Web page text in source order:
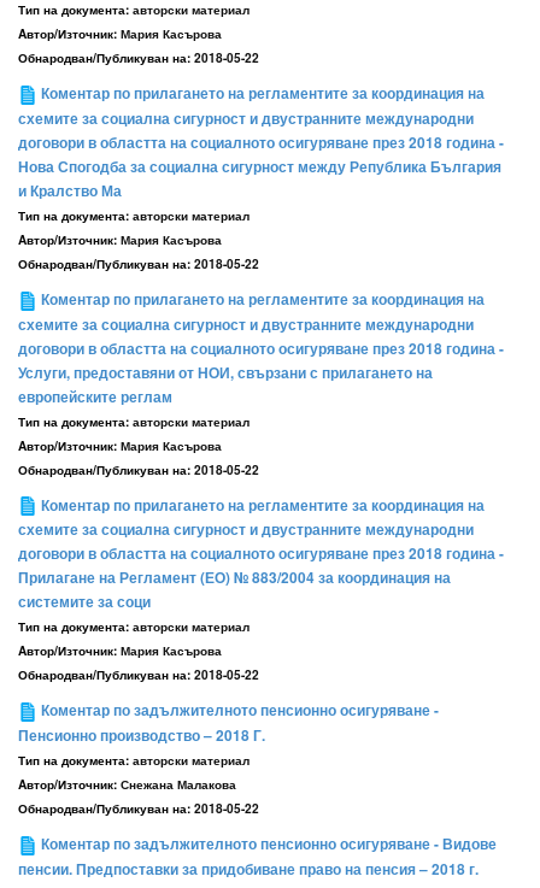
Тип на документа: авторски материал
Aвтор/Източник: Мария Касърова
Обнародван/Публикуван на: 2018-05-22
Коментар по прилагането на регламентите за координация на
схемите за социална сигурност и двустранните международни
договори в областта на социалното осигуряване през 2018 година -
Нова Спогодба за социална сигурност между Република България
и Кралство Ма
Тип на документа: авторски материал
Aвтор/Източник: Мария Касърова
Обнародван/Публикуван на: 2018-05-22
Коментар по прилагането на регламентите за координация на
схемите за социална сигурност и двустранните международни
договори в областта на социалното осигуряване през 2018 година -
Услуги, предоставяни от НОИ, свързани с прилагането на
европейските реглам
Тип на документа: авторски материал
Aвтор/Източник: Мария Касърова
Обнародван/Публикуван на: 2018-05-22
Коментар по прилагането на регламентите за координация на
схемите за социална сигурност и двустранните международни
договори в областта на социалното осигуряване през 2018 година -
Прилагане на Регламент (ЕО) № 883/2004 за координация на
системите за соци
Тип на документа: авторски материал
Aвтор/Източник: Мария Касърова
Обнародван/Публикуван на: 2018-05-22
Коментар по задължителното пенсионно осигуряване -
Пенсионно производство – 2018 Г.
Тип на документа: авторски материал
Aвтор/Източник: Снежана Малакова
Обнародван/Публикуван на: 2018-05-22
Коментар по задължителното пенсионно осигуряване - Видове
пенсии. Предпоставки за придобиване право на пенсия – 2018 г.